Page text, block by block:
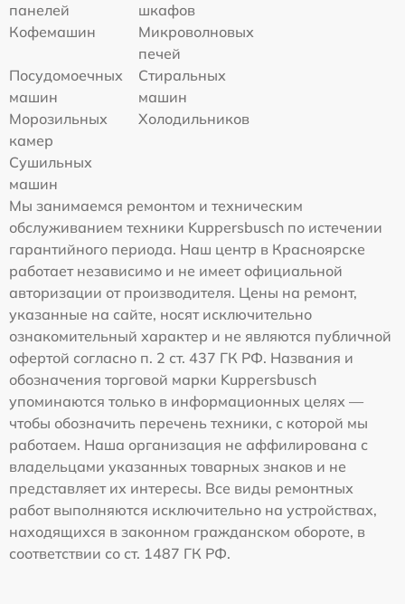
панелей
шкафов
Кофемашин
Микроволновых
печей
Посудомоечных
машин
Стиральных
машин
Морозильных
камер
Холодильников
Сушильных
машин
Мы занимаемся ремонтом и техническим
обслуживанием техники Kuppersbusch по истечении
гарантийного периода. Наш центр в Красноярске
работает независимо и не имеет официальной
авторизации от производителя. Цены на ремонт,
указанные на сайте, носят исключительно
ознакомительный характер и не являются публичной
офертой согласно п. 2 ст. 437 ГК РФ. Названия и
обозначения торговой марки Kuppersbusch
упоминаются только в информационных целях —
чтобы обозначить перечень техники, с которой мы
работаем. Наша организация не аффилирована с
владельцами указанных товарных знаков и не
представляет их интересы. Все виды ремонтных
работ выполняются исключительно на устройствах,
находящихся в законном гражданском обороте, в
соответствии со ст. 1487 ГК РФ.